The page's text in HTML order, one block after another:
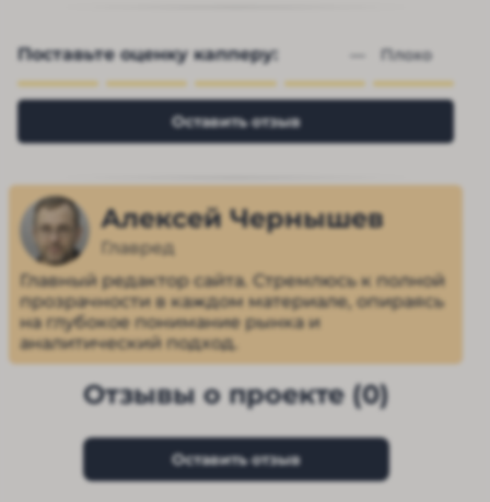
Поставьте оценку капперу: — Плохо
Оставить отзыв
Алексей Чернышев
Главред
Главный редактор сайта. Стремлюсь к полной
прозрачности в каждом материале, опираясь
на глубокое понимание рынка и
аналитический подход.
Отзывы о проекте (0)
Оставить отзыв